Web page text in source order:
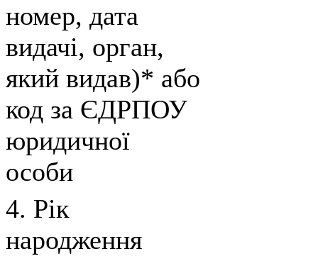
номер, дата
видачі, орган,
який видав)* або
код за ЄДРПОУ
юридичної
особи
4. Рік
народження